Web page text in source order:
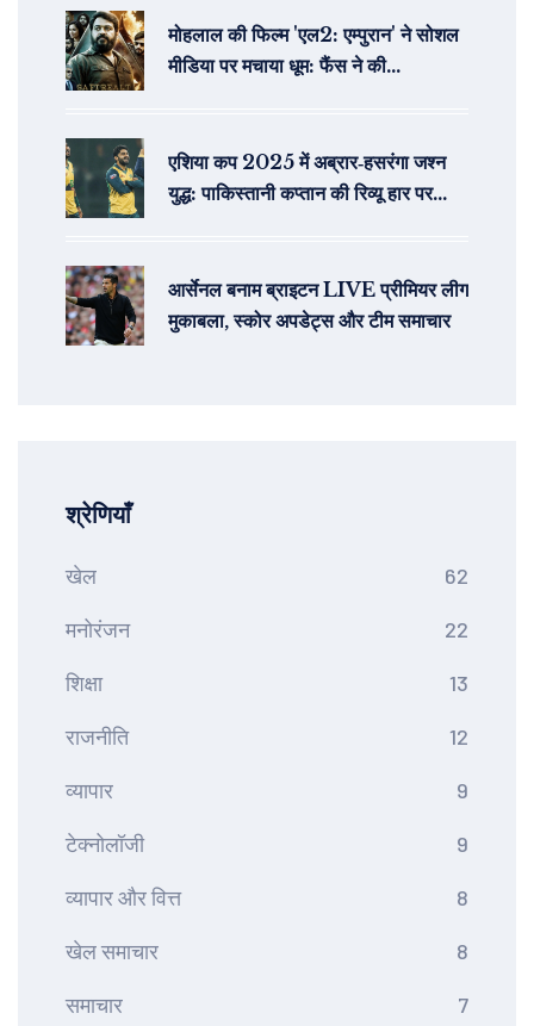
मोहलाल की फिल्म 'एल2: एम्पुरान' ने सोशल
मीडिया पर मचाया धूम: फैंस ने की
एशिया कप 2025 में अब्रार‑हसरंगा जश्न
युद्ध: पाकिस्तानी कप्तान की रिव्यू हार पर
आर्सेनल बनाम ब्राइटन LIVE प्रीमियर लीग
मुकाबला, स्कोर अपडेट्स और टीम समाचार
श्रेणियाँ
खेल 62
मनोरंजन 22
शिक्षा 13
राजनीति 12
व्यापार 9
टेक्नोलॉजी 9
व्यापार और वित्त 8
खेल समाचार 8
समाचार 7